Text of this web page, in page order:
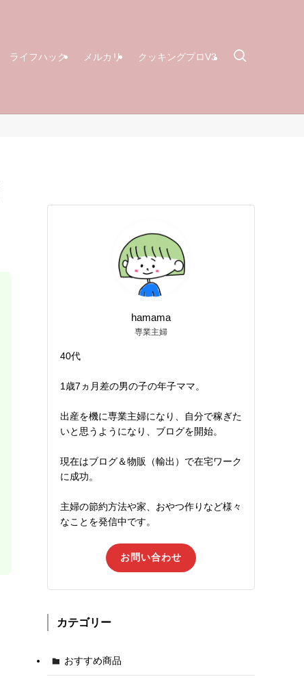
ライフハック メルカリ クッキングプロV3
hamama
専業主婦
40代
1歳7ヵ月差の男の子の年子ママ。
出産を機に専業主婦になり、自分で稼ぎた
いと思うようになり、ブログを開始。
現在はブログ＆物販（輸出）で在宅ワーク
に成功。
主婦の節約方法や家、おやつ作りなど様々
なことを発信中です。
お問い合わせ
カテゴリー
おすすめ商品